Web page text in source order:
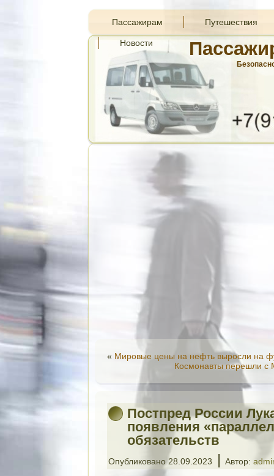
Пассажирам Путешествия
Новости
« Мировые цены на нефть выросли на
Космонавты перешли с
Постпред России
появления
обязательств
Опубликовано 28.09.2023 | Автор: